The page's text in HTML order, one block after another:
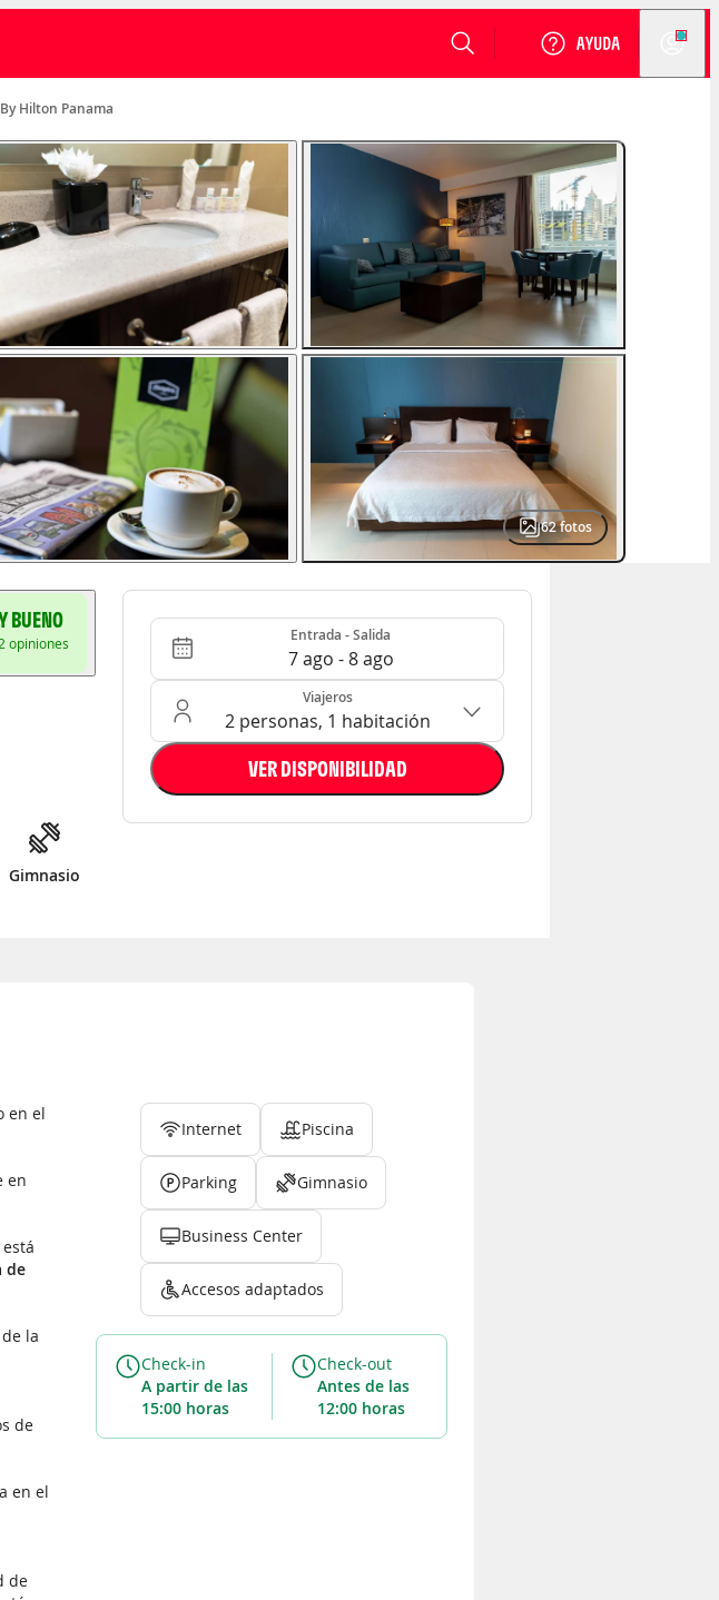
VER DISPONIBILIDAD
Hilton Panama
62fotos
BUENO
opiniones
Gimnasio
Entrada - Salida Entrada - Salida
7 ago - 8 ago
Ocupación: 2 personas, 1 habitación
Viajeros
2 personas, 1 habitación
VER DISPONIBILIDAD
en el
en
de
la
de
en el
de
Internet Piscina
Parking Gimnasio
Business Center
Accesos adaptados
Check-in
A partir de las
15:00 horas
Check-out
Antes delas
12:00 horas